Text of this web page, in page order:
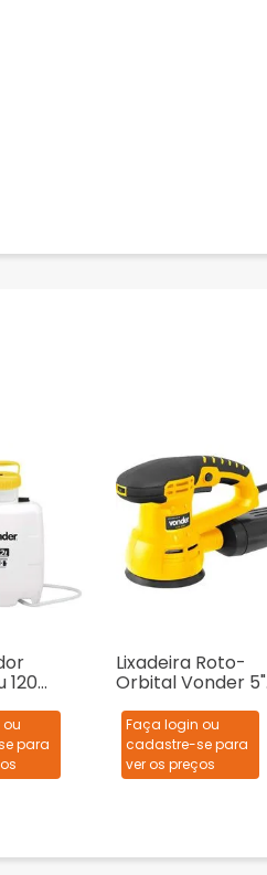
120
Litros
para
Lixadeira Roto-
Orbital Vonder 5"
Faça login ou
cadastre-se para
ver os preços